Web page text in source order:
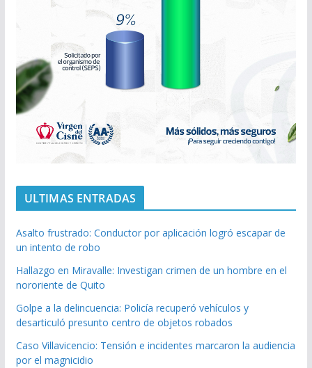
ULTIMAS ENTRADAS
Asalto frustrado: Conductor por aplicación logró escapar de
un intento de robo
Hallazgo en Miravalle: Investigan crimen de un hombre en el
nororiente de Quito
Golpe a la delincuencia: Policía recuperó vehículos y
desarticuló presunto centro de objetos robados
Caso Villavicencio: Tensión e incidentes marcaron la audiencia
por el magnicidio